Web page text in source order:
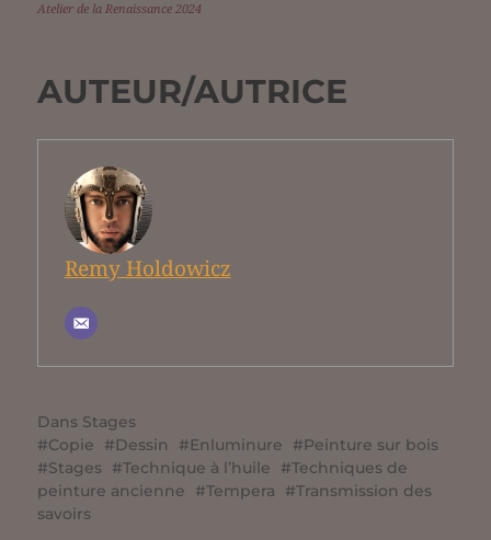
Atelier de la Renaissance 2024
AUTEUR/AUTRICE
Remy Holdowicz
Dans Stages
Copie
Dessin Enluminure
Peinture sur bois
Stages
Technique à l’huile
Techniques de
peinture ancienne
Tempera
Transmission des
savoirs